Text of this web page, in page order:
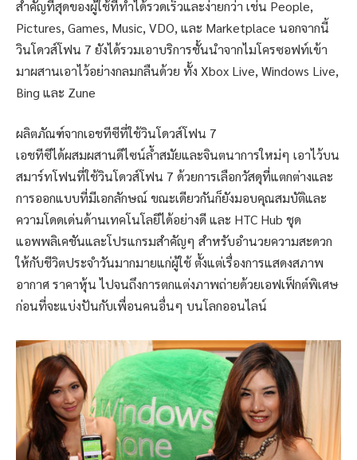
สำคัญที่สุดของผู้ใช้ที่ทำได้รวดเร็วและง่ายกว่า เช่น People,
Pictures, Games, Music, VDO, และ Marketplace นอกจากนี้
วินโดวส์โฟน 7 ยังได้รวมเอาบริการชั้นนำจากไมโครซอฟท์เข้า
มาผสานเอาไว้อย่างกลมกลืนด้วย ทั้ง Xbox Live, Windows Live,
Bing และ Zune
ผลิตภัณฑ์จากเอชทีซีที่ใช้วินโดวส์โฟน 7
เอชทีซีได้ผสมผสานดีไซน์ล้ำสมัยและจินตนาการใหม่ๆ เอาไว้บน
สมาร์ทโฟนที่ใช้วินโดวส์โฟน 7 ด้วยการเลือกวัสดุที่แตกต่างและ
การออกแบบที่มีเอกลักษณ์ ขณะเดียวกันก็ยังมอบคุณสมบัติและ
ความโดดเด่นด้านเทคโนโลยีได้อย่างดี และ HTC Hub ชุด
แอพพลิเคชันและโปรแกรมสำคัญๆ สำหรับอำนวยความสะดวก
ให้กับชีวิตประจำวันมากมายแก่ผู้ใช้ ตั้งแต่เรื่องการแสดงสภาพ
อากาศ ราคาหุ้น ไปจนถึงการตกแต่งภาพถ่ายด้วยเอฟเฟ็กต์พิเศษ
ก่อนที่จะแบ่งปันกับเพื่อนคนอื่นๆ บนโลกออนไลน์